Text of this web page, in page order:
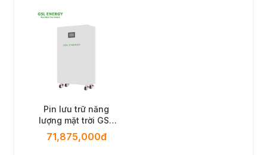
Pin lưu trữ năng
lượng mặt trời GSL
Energy GSL-W-20K
71,875,000đ